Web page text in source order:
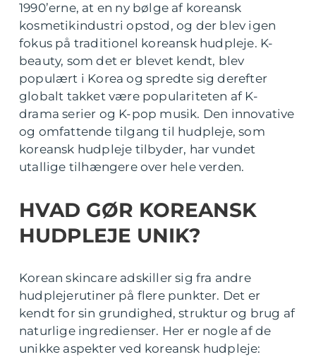
1990’erne, at en ny bølge af koreansk
kosmetikindustri opstod, og der blev igen
fokus på traditionel koreansk hudpleje. K-
beauty, som det er blevet kendt, blev
populært i Korea og spredte sig derefter
globalt takket være populariteten af K-
drama serier og K-pop musik. Den innovative
og omfattende tilgang til hudpleje, som
koreansk hudpleje tilbyder, har vundet
utallige tilhængere over hele verden.
HVAD GØR KOREANSK
HUDPLEJE UNIK?
Korean skincare adskiller sig fra andre
hudplejerutiner på flere punkter. Det er
kendt for sin grundighed, struktur og brug af
naturlige ingredienser. Her er nogle af de
unikke aspekter ved koreansk hudpleje: